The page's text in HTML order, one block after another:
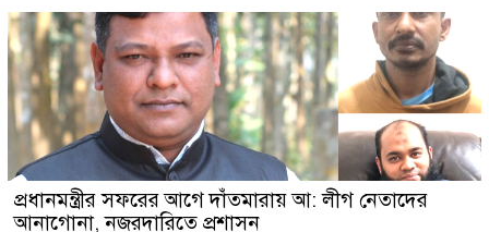
প্রধানমন্ত্রীর সফরের আগে দাঁতমারায় আ: লীগ নেতাদের
আনাগোনা, নজরদারিতে প্রশাসন